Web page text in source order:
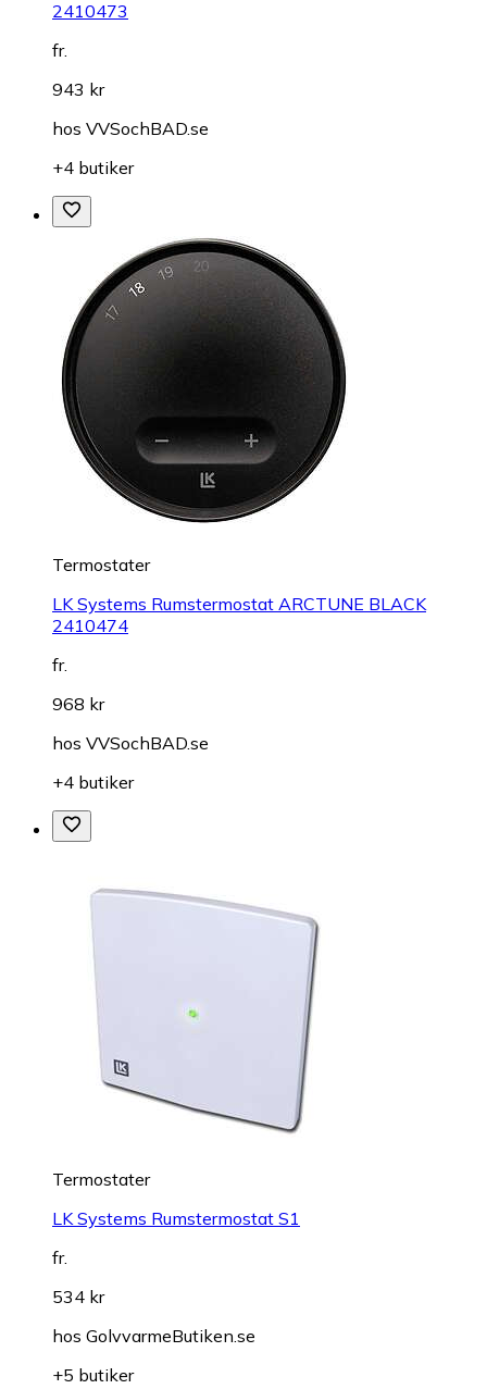
2410473
fr.
943 kr
hos VVSochBAD.se
+4 butiker
Termostater
LK Systems Rumstermostat ARCTUNE BLACK
2410474
fr.
968 kr
hos VVSochBAD.se
+4 butiker
Termostater
LK Systems Rumstermostat S1
fr.
534 kr
hos GolvvarmeButiken.se
+5 butiker